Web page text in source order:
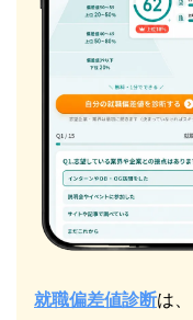
就職偏差値診断は、